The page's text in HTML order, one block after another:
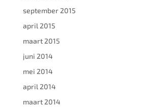
september 2015
april 2015
maart 2015
juni 2014
mei 2014
april 2014
maart 2014